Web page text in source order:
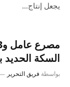
يجعل إنتاج…
السكة الحديد
بواسطة فريق التحرير